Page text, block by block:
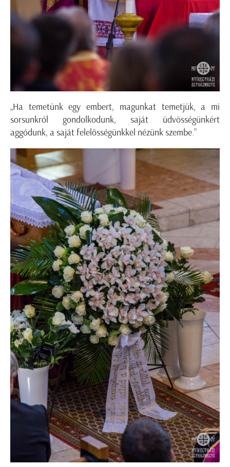
„Ha temetünk egy embert, magunkat temetjük, a mi
sorsunkról gondolkodunk, saját üdvösségünkért
aggódunk, a saját felelősségünkkel nézünk szembe.”